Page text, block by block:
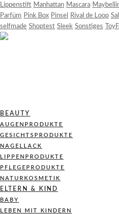
Lippenstift Manhattan Mascara
Parfüm Pink Box Pinsel Rival de Loop
selfmade Shoptest Sleek Sonstiges
BEAUTY
AUGENPRODUKTE
GESICHTSPRODUKTE
NAGELLACK
LIPPENPRODUKTE
PFLEGEPRODUKTE
NATURKOSMETIK
ELTERN & KIND
BABY
LEBEN MIT KINDERN